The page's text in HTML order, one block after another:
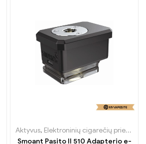
Aktyvus, Elektroninių cigarečių priedai
Smoant Pasito II 510 Adapterio e-